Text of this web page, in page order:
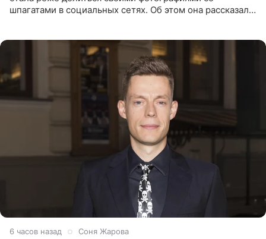
шпагатами в социальных сетях. Об этом она рассказала
6 часов назад Соня Жарова